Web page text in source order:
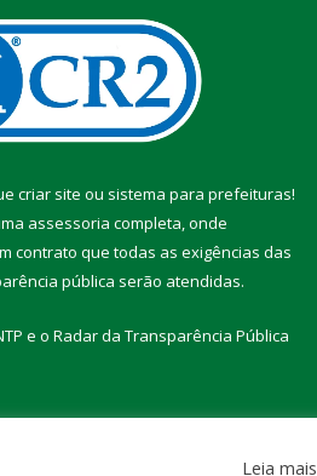
criar site ou sistema para prefeituras!
assessoria completa, onde
contrato que todas as exigências das
pública serão atendidas.
e o Radar da Transparência Pública
Acessar Webmail
Leia mais